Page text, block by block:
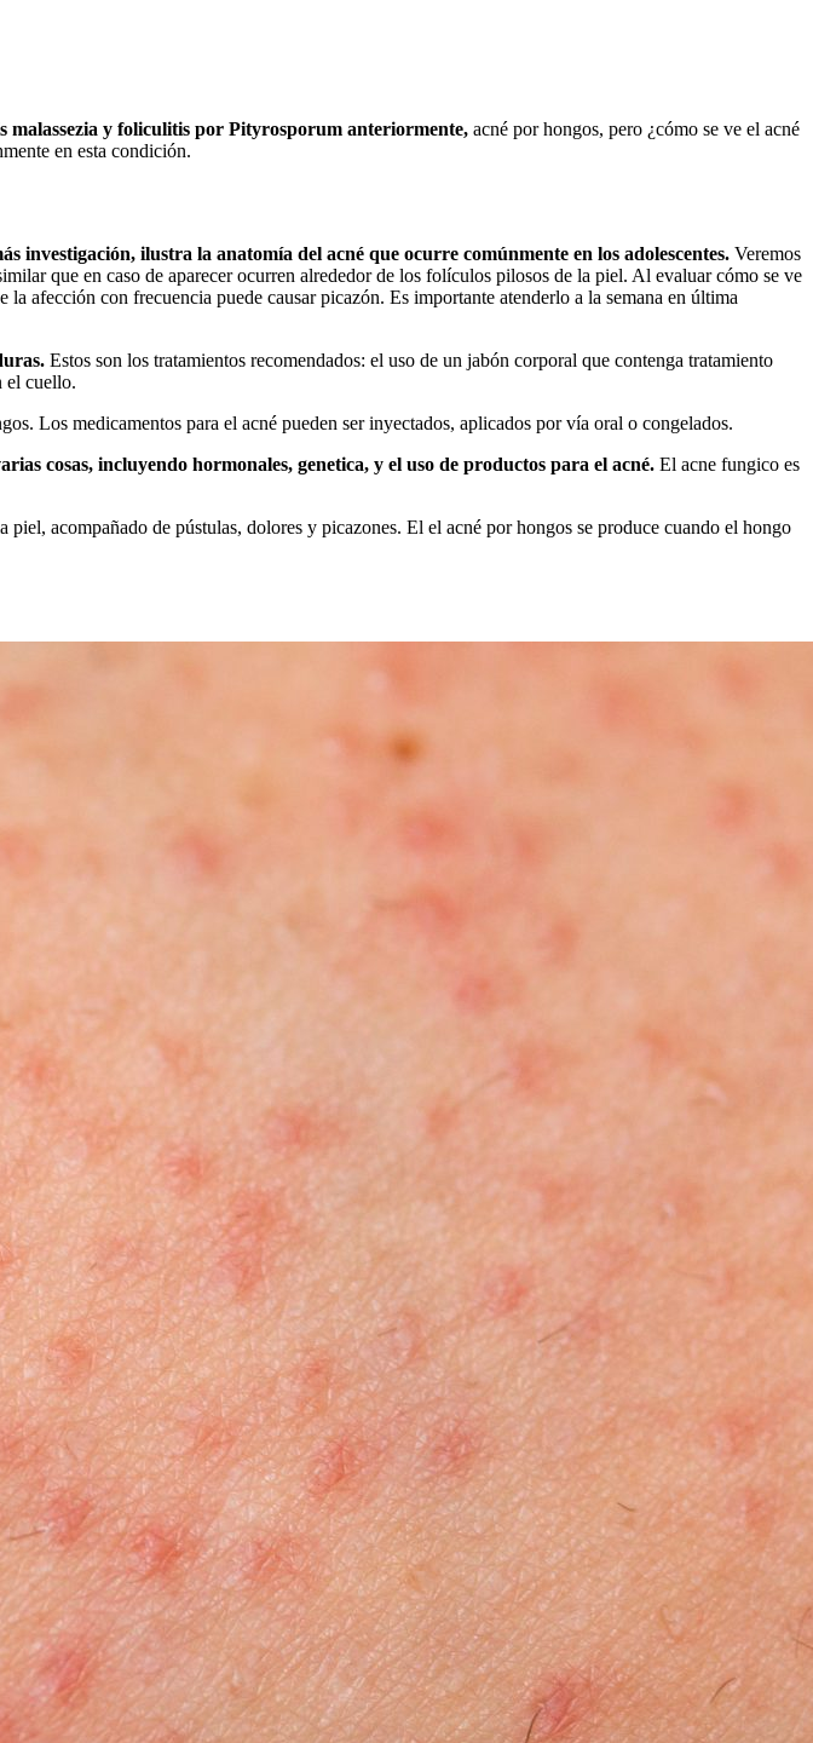
malassezia y foliculitis por Pityrosporum anteriormente, acné por hongos, pero ¿cómo se ve el acné
en esta condición.
investigación, ilustra la anatomía del acné que ocurre comúnmente en los adolescentes. Veremos
que en caso de aparecer ocurren alrededor de los folículos pilosos de la piel. Al evaluar cómo se ve
afección con frecuencia puede causar picazón. Es importante atenderlo a la semana en última
Estos son los tratamientos recomendados: el uso de un jabón corporal que contenga tratamiento
el cuello.
Los medicamentos para el acné pueden ser inyectados, aplicados por vía oral o congelados.
cosas, incluyendo hormonales, genetica, y el uso de productos para el acné. El acne fungico es
acompañado de pústulas, dolores y picazones. El el acné por hongos se produce cuando el hongo